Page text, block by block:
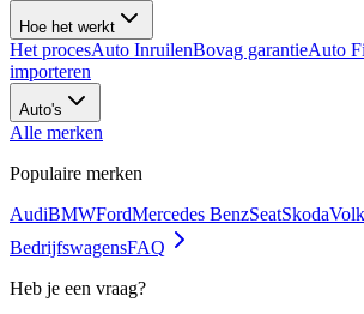
Hoe het werkt
Het procesAuto InruilenBovag garantieAuto
importeren
Auto's
Alle merken
Populaire merken
AudiBMWFordMercedes BenzSeatSkoda
BedrijfswagensFAQ
Heb je een vraag?